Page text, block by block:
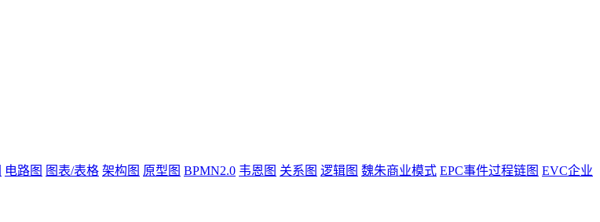
电路图 图表/表格 架构图 原型图 BPMN2.0 韦恩图 关系图 逻辑图 魏朱商业模式 EPC事件过程链图 EVC企业